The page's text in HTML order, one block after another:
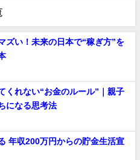
ズい！未来の日本で“稼ぎ方”を
くれない“お金のルール”｜親子
になる思考法
年収200万円からの貯金生活宣